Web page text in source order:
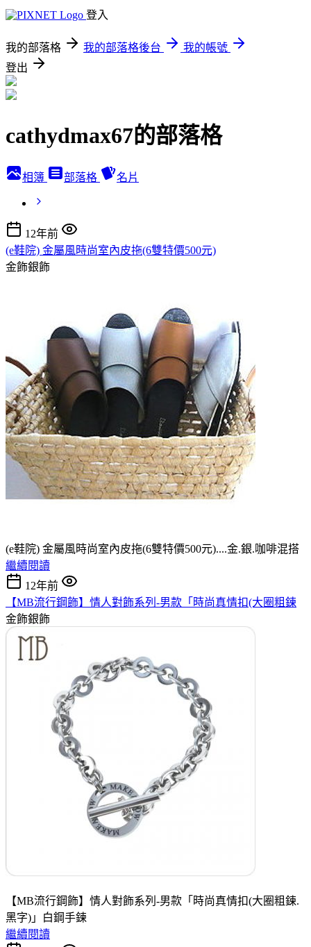
登入
我的部落格 我的部落格後台
我的帳號
登出
cathydmax67的部落格
相簿 部落格 名片
12年前
(e鞋院) 金屬風時尚室內皮拖(6雙特價500元)
金飾銀飾
(e鞋院) 金屬風時尚室內皮拖(6雙特價500元)....金.銀.咖啡混搭
繼續閱讀
12年前
【MB流行鋼飾】情人對飾系列-男款「時尚真情扣(大圈粗鍊
金飾銀飾
【MB流行鋼飾】情人對飾系列-男款「時尚真情扣(大圈粗鍊.
黑字)」白鋼手鍊
繼續閱讀